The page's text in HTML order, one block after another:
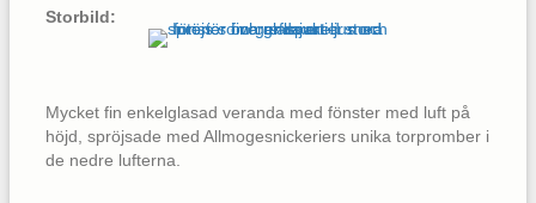
Storbild:
Mycket fin enkelglasad veranda med fönster med luft på
höjd, spröjsade med Allmogesnickeriers unika torpromber i
de nedre lufterna.